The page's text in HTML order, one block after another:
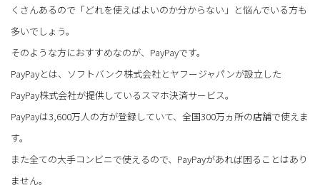
くさんあるので「どれを使えばよいのか分からない」と悩んでいる方も
多いでしょう。
そのような方におすすめなのが、PayPayです。
PayPayとは、ソフトバンク株式会社とヤフージャパンが設立した
PayPay株式会社が提供しているスマホ決済サービス。
PayPayは3,600万人の方が登録していて、全国300万ヵ所の店舗で使えま
す。
また全ての大手コンビニで使えるので、PayPayがあれば困ることはあり
ません。